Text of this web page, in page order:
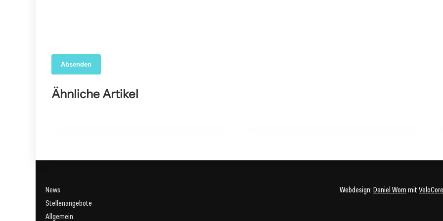
Absenden
Ähnliche Artikel
06. Mai 2025
Heuschnupfen im Anmarsch: So kämpft
News
Stellenangebote
Allgemein
Webdesign:Daniel WommitVeloCore